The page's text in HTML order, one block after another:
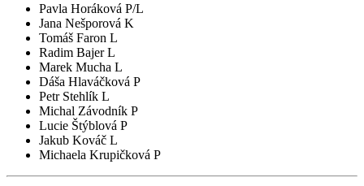
Pavla Horáková P/L
Jana Nešporová K
Tomáš Faron L
Radim Bajer L
Marek Mucha L
Dáša Hlaváčková P
Petr Stehlík L
Michal Závodník P
Lucie Štýblová P
Jakub Kováč L
Michaela Krupičková P